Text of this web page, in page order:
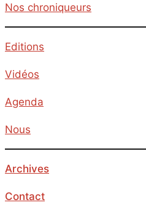
Nos chroniqueurs
Editions
Vidéos
Agenda
Nous
Archives
Contact